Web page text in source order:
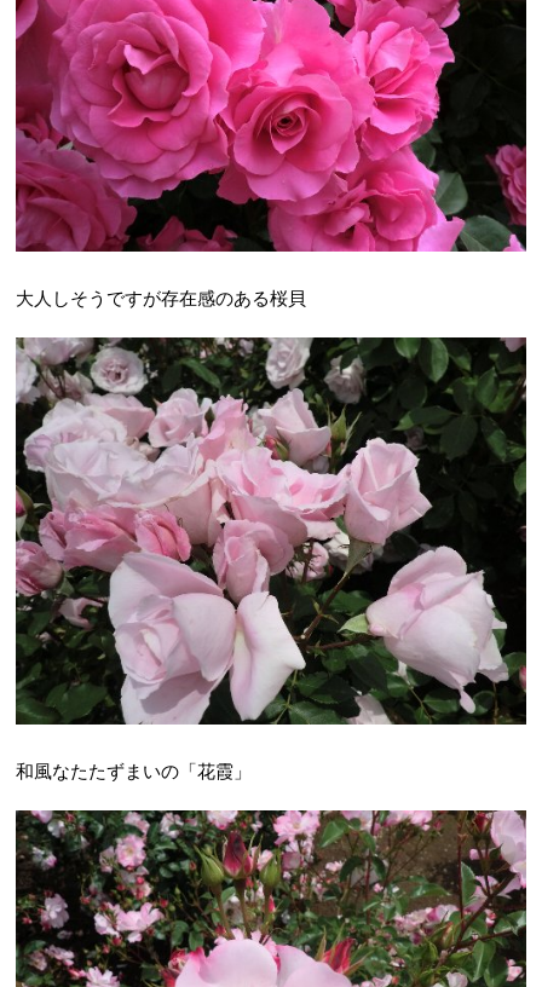
大人しそうですが存在感のある桜貝
和風なたたずまいの「花霞」